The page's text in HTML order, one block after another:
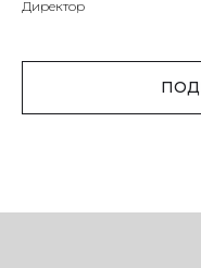
Директор